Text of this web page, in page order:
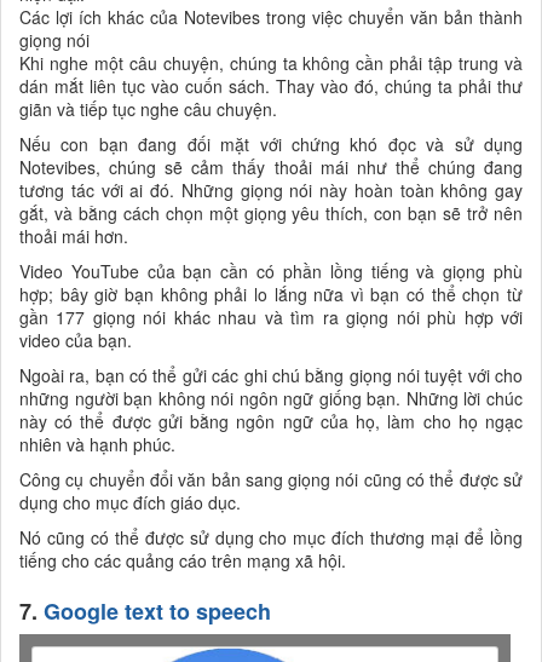
Các lợi ích khác của Notevibes trong việc chuyển văn bản thành
giọng nói
Khi nghe một câu chuyện, chúng ta không cần phải tập trung và
dán mắt liên tục vào cuốn sách. Thay vào đó, chúng ta phải thư
giãn và tiếp tục nghe câu chuyện.
Nếu con bạn đang đối mặt với chứng khó đọc và sử dụng
Notevibes, chúng sẽ cảm thấy thoải mái như thể chúng đang
tương tác với ai đó. Những giọng nói này hoàn toàn không gay
gắt, và bằng cách chọn một giọng yêu thích, con bạn sẽ trở nên
thoải mái hơn.
Video YouTube của bạn cần có phần lồng tiếng và giọng phù
hợp; bây giờ bạn không phải lo lắng nữa vì bạn có thể chọn từ
gần 177 giọng nói khác nhau và tìm ra giọng nói phù hợp với
video của bạn.
Ngoài ra, bạn có thể gửi các ghi chú bằng giọng nói tuyệt với cho
những người bạn không nói ngôn ngữ giống bạn. Những lời chúc
này có thể được gửi bằng ngôn ngữ của họ, làm cho họ ngạc
nhiên và hạnh phúc.
Công cụ chuyển đổi văn bản sang giọng nói cũng có thể được sử
dụng cho mục đích giáo dục.
Nó cũng có thể được sử dụng cho mục đích thương mại để lồng
tiếng cho các quảng cáo trên mạng xã hội.
7. Google text to speech